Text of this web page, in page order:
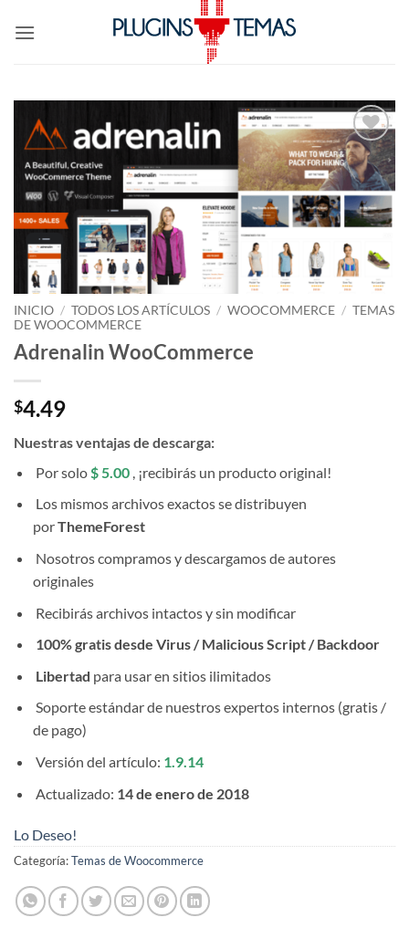
Lo
Deseo!
INICIO / TODOS LOS ARTÍCULOS / WOOCOMMERCE / TEMAS
DE WOOCOMMERCE
Adrenalin WooCommerce
$4.49
Nuestras ventajas de descarga:
Por solo$ 5.00, ¡recibirás un producto original!
Los mismos archivos exactos se distribuyen
porThemeForest
Nosotros compramos y descargamos de autores
originales
Recibirás archivos intactos y sin modificar
100% gratis desde Virus / Malicious Script / Backdoor
Libertad para usar en sitios ilimitados
Soporte estándar de nuestros expertos internos (gratis /
de pago)
Versión del artículo: 1.9.14
Actualizado: 14 de enero de 2018
Lo Deseo!
Categoría:Temas de Woocommerce